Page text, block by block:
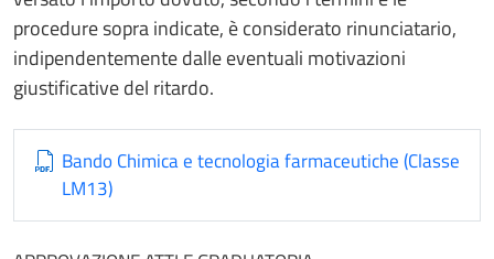
procedure sopra indicate, è considerato rinunciatario,
indipendentemente dalle eventuali motivazioni
giustificative del ritardo.
Bando Chimica e tecnologia farmaceutiche (Classe
LM13)